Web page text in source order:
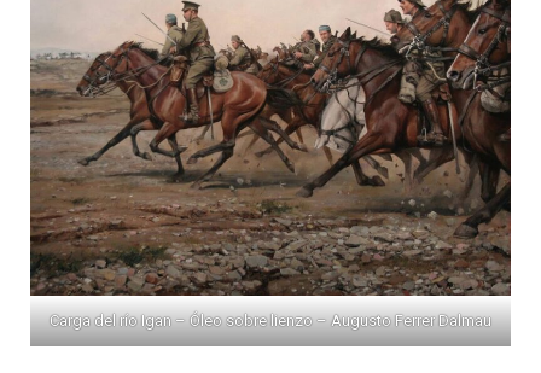
Carga del río Igan – Óleo sobre lienzo – Augusto Ferrer Dalmau